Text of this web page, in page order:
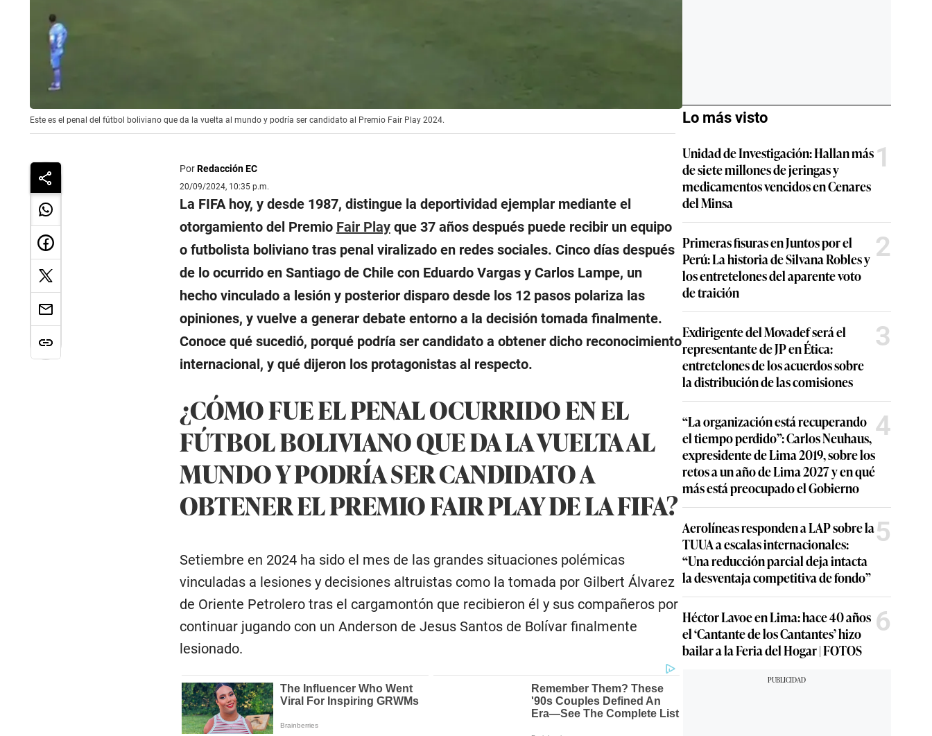
Este es el penal del fútbol boliviano que da la vuelta al mundo y podría ser candidato al Premio Fair Play 2024.
PorRedacción EC
20/09/2024, 10:35 p.m.
La FIFA hoy, y desde 1987, distingue la deportividad ejemplar mediante el
otorgamiento del Premio Fair Playque 37 años después puede recibir un equipo
o futbolista boliviano tras penal viralizado en redes sociales. Cinco días después
de lo ocurrido en Santiago de Chile con Eduardo Vargas y Carlos Lampe, un
hecho vinculado a lesión y posterior disparo desde los 12 pasos polariza las
opiniones, y vuelve a generar debate entorno a la decisión tomada finalmente.
Conoce qué sucedió, porqué podría ser candidato a obtener dicho reconocimiento
internacional, y qué dijeron los protagonistas al respecto.
¿CÓMO FUE EL PENAL OCURRIDO EN EL
FÚTBOL BOLIVIANO QUE DA LA VUELTA AL
MUNDO Y PODRÍA SER CANDIDATO A
OBTENER EL PREMIO FAIR PLAY DE LA FIFA?
Setiembre en 2024 ha sido el mes de las grandes situaciones polémicas
vinculadas a lesiones y decisiones altruistas como la tomada por Gilbert Álvarez
de Oriente Petrolero tras el cargamontón que recibieron él y sus compañeros por
continuar jugando con un Anderson de Jesus Santos de Bolívar finalmente
lesionado.
Lo más visto
Unidad de Investigación: Hallan más
de siete millones de jeringas y
medicamentos vencidos en Cenares
del Minsa
1
Primeras fisuras en Juntos por el
Perú: La historia de Silvana Robles y
los entretelones del aparente voto
de traición
2
Exdirigente del Movadef será el
representante de JP en Ética:
entretelones de los acuerdos sobre
la distribución de las comisiones
3
“La organización está recuperando
el tiempo perdido”: Carlos Neuhaus,
expresidente de Lima 2019, sobre los
retos a un año de Lima 2027 y en qué
más está preocupado el Gobierno
4
Aerolíneas responden a LAP sobre la
TUUA a escalas internacionales:
“Una reducción parcial deja intacta
la desventaja competitiva de fondo”
5
Héctor Lavoe en Lima: hace 40 años
el ‘Cantante de los Cantantes’ hizo
bailar a la Feria del Hogar | FOTOS
6